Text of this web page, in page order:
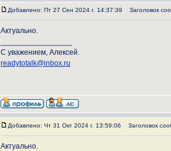
Добавлено: Пт 27 Сен 2024 г. 14:37:39 Заголовок
Актуально.
С уважением, Алексей.
readytotalk@inbox.ru
Добавлено: Чт 31 Окт 2024 г. 13:59:06 Заголовок
Актуально.